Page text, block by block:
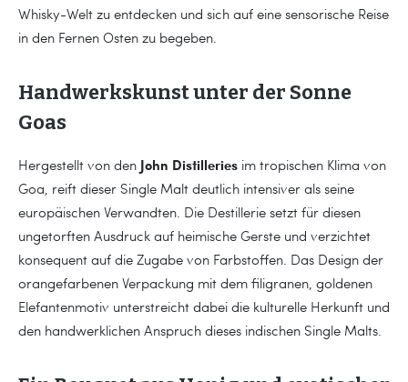
Whisky-Welt zu entdecken und sich auf eine sensorische Reise
in den Fernen Osten zu begeben.
Handwerkskunst unter der Sonne
Goas
Hergestellt von den John Distilleries im tropischen Klima von
Goa, reift dieser Single Malt deutlich intensiver als seine
europäischen Verwandten. Die Destillerie setzt für diesen
ungetorften Ausdruck auf heimische Gerste und verzichtet
konsequent auf die Zugabe von Farbstoffen. Das Design der
orangefarbenen Verpackung mit dem filigranen, goldenen
Elefantenmotiv unterstreicht dabei die kulturelle Herkunft und
den handwerklichen Anspruch dieses indischen Single Malts.